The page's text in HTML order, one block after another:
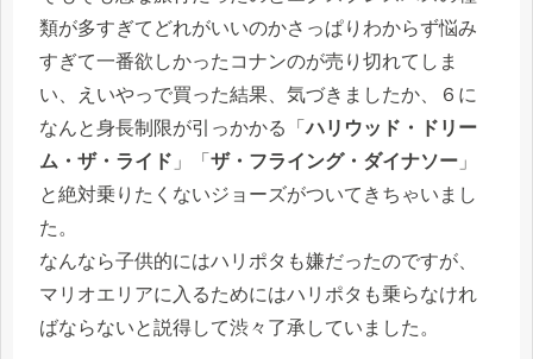
類が多すぎてどれがいいのかさっぱりわからず悩み
すぎて一番欲しかったコナンのが売り切れてしま
い、えいやっで買った結果、気づきましたか、６に
なんと身長制限が引っかかる「ハリウッド・ドリー
ム・ザ・ライド 」「 ザ・フライング・ダイナソー 」
と絶対乗りたくないジョーズがついてきちゃいまし
た。
なんなら子供的にはハリポタも嫌だったのですが、
マリオエリアに入るためにはハリポタも乗らなけれ
ばならないと説得して渋々了承していました。